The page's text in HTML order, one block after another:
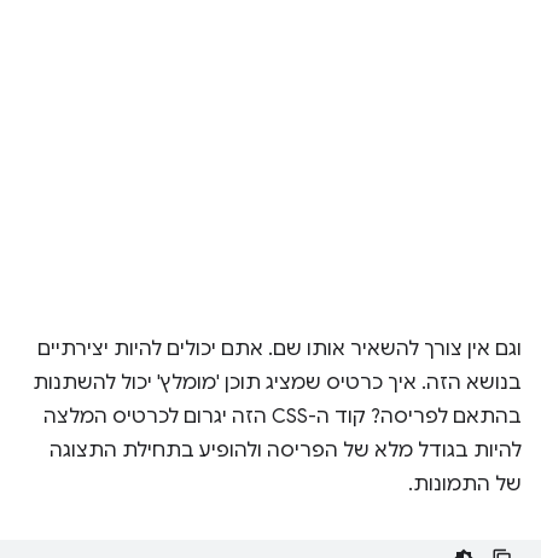
וגם אין צורך להשאיר אותו שם. אתם יכולים להיות יצירתיים
בנושא הזה. איך כרטיס שמציג תוכן 'מומלץ' יכול להשתנות
בהתאם לפריסה? קוד ה-CSS הזה יגרום לכרטיס המלצה
להיות בגודל מלא של הפריסה ולהופיע בתחילת התצוגה
של התמונות.